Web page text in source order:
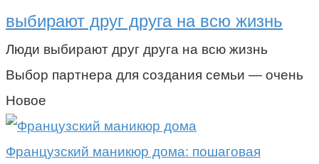
выбирают друг друга на всю жизнь
Люди выбирают друг друга на всю жизнь
Выбор партнера для создания семьи — очень
Новое
Французский маникюр дома: пошаговая